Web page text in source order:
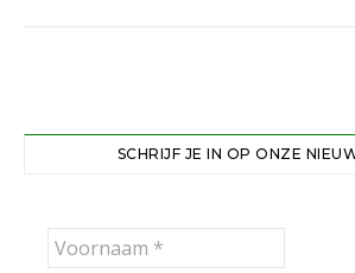
SCHRIJF JE IN OP ONZE